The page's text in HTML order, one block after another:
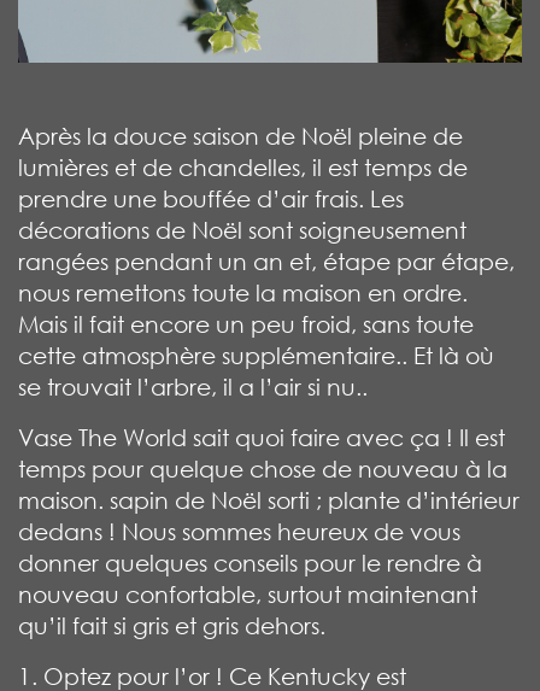
Après la douce saison de Noël pleine de
lumières et de chandelles, il est temps de
prendre une bouffée d’air frais. Les
décorations de Noël sont soigneusement
rangées pendant un an et, étape par étape,
nous remettons toute la maison en ordre.
Mais il fait encore un peu froid, sans toute
cette atmosphère supplémentaire.. Et là où
se trouvait l’arbre, il a l’air si nu..
Vase The World sait quoi faire avec ça ! Il est
temps pour quelque chose de nouveau à la
maison. sapin de Noël sorti ; plante d’intérieur
dedans ! Nous sommes heureux de vous
donner quelques conseils pour le rendre à
nouveau confortable, surtout maintenant
qu’il fait si gris et gris dehors.
1. Optez pour l’or ! Ce Kentucky est